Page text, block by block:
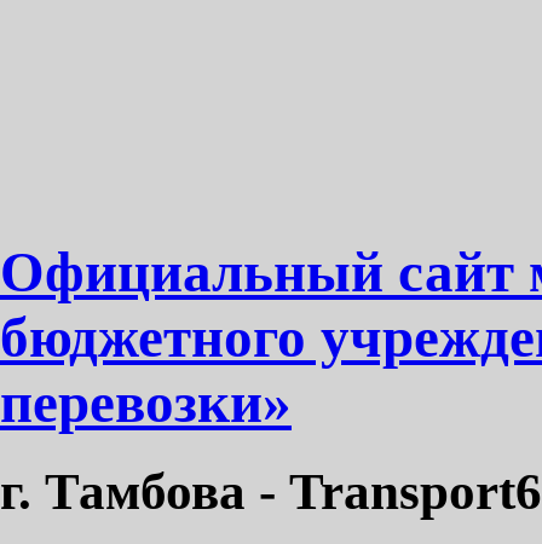
Официальный сайт
бюджетного
перевозки»
г. Тамбова -